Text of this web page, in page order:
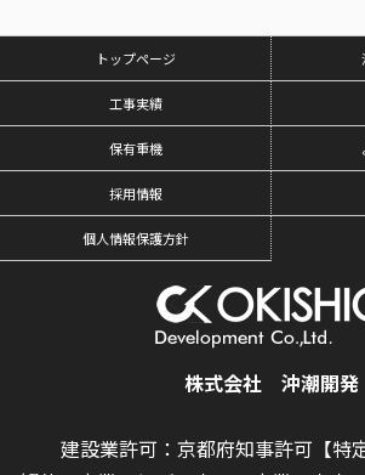
トップページ
工事実績
保有重機
採用情報
個人情報保護方針
株式会社 沖潮開発
建設業許可：京都府知事許可【特